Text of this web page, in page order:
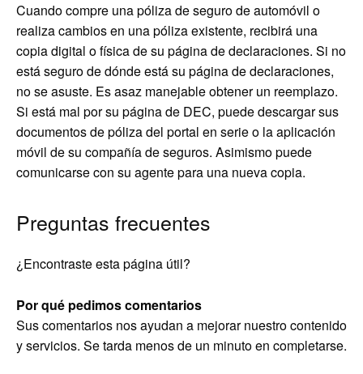
Cuando compre una póliza de seguro de automóvil o
realiza cambios en una póliza existente, recibirá una
copia digital o física de su página de declaraciones. Si no
está seguro de dónde está su página de declaraciones,
no se asuste. Es asaz manejable obtener un reemplazo.
Si está mal por su página de DEC, puede descargar sus
documentos de póliza del portal en serie o la aplicación
móvil de su compañía de seguros. Asimismo puede
comunicarse con su agente para una nueva copia.
Preguntas frecuentes
¿Encontraste esta página útil?
Por qué pedimos comentarios
Sus comentarios nos ayudan a mejorar nuestro contenido
y servicios. Se tarda menos de un minuto en completarse.